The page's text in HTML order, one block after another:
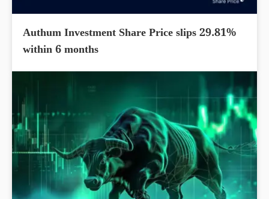
Authum Investment Share Price slips 29.81%
within 6 months